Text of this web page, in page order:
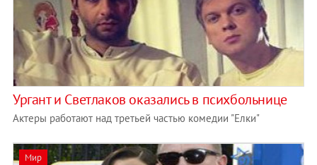
Ургант и Светлаков оказались в психбольнице
Актеры работают над третьей частью комедии "Елки"
Мир